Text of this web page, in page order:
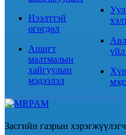
Нээлттэй
өгөгдөл
Ашигт
малтмалын
хайгуулын
мэдээлэл
үйл
Засгийн газрын